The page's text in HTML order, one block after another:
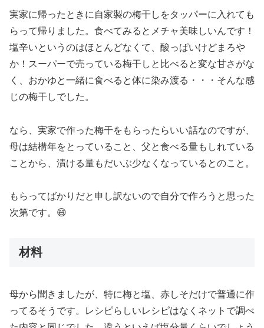
実家に帰ったときに自家製の梅干しをタッパーに入れても
らって帰りました。食べてみるとメチャ美味しいんです！
塩辛いというのはほとんどなくて、酸っぱいけどまろや
か！スーパーで売っている梅干しと比べると変な甘さがな
く、おかゆと一緒に食べると体に染み渡る・・・そんな感
じの梅干しでした。
なら、実家で作った梅干をもらったらいい話なのですが、
母は結構年をとっていること、父と食べる量もしれている
ことから、漬ける量もだいぶ少なくなっているとのこと。
もらってばかりだと申し訳ないので自分で作ろうと思った
次第です。😄
材料
母から聞きましたが、特に梅と塩、赤しそだけで普通に作
ってるそうです。レシピらしいレシピはなくネットで調べ